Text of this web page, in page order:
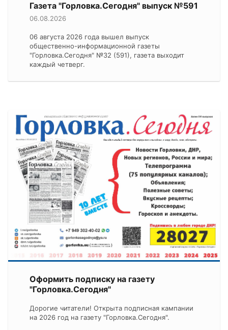
Газета "Горловка.Сегодня" выпуск №591
06.08.2026
06 августа 2026 года вышел выпуск
общественно-информационной газеты
"Горловка.Сегодня" №32 (591), газета выходит
каждый четверг.
Оформить подписку на газету
"Горловка.Сегодня"
Дорогие читатели! Открыта подписная кампании
на 2026 год на газету "Горловка.Сегодня".